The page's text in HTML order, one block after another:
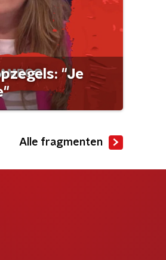
"Je
Alle fragmenten